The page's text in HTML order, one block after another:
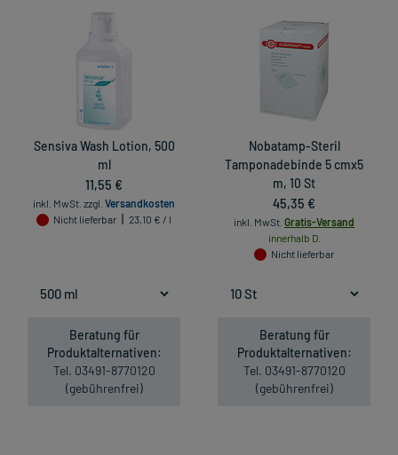
Sensiva Wash Lotion, 500
ml
11,55 €
inkl. MwSt. zzgl. Versandkosten
Nicht lieferbar
23,10 € / l
Beratung für
Produktalternativen:
Tel. 03491-8770120
(gebührenfrei)
Nobatamp-Steril
Tamponadebinde 5 cmx5
m, 10 St
45,35 €
inkl. MwSt. Gratis-Versand
innerhalb D.
Nicht lieferbar
Beratung für
Produktalternativen:
Tel. 03491-8770120
(gebührenfrei)